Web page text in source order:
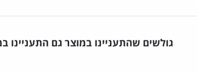
גולשים שהתעניינו במוצר גם התעניינו